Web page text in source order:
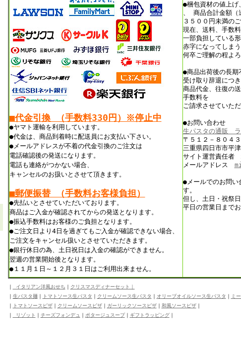
■代金引換 （手数料330円）※停止中
●ヤマト運輸を利用しています。
●代金は、商品到着時に配送員にお支払い下さい。
●メールアドレスが不着の代金引換のご注文は
電話確認後の発送になります。
電話も連絡がつかない場合、
キャンセルのお扱いとさせて頂きます。
■郵便振替 （手数料お客様負担）
●先払いとさせていただいております。
商品はご入金が確認されてからの発送となります。
●振込手数料はお客様のご負担となります。
●ご注文日より4日を過ぎてもご入金が確認できない場合、
ご注文をキャンセル扱いとさせていただきます。
●銀行休日の為、土日祝日は入金の確認ができません。
翌週の営業開始後となります。
●１１月１日～１２月３１日はご利用出来ません。
●梱包資材の値上げ
、 商品合計金額（
３５００円未満の
現在、送料、手数
一部負担している
赤字になってしまう
何卒ご理解の程よ
●商品出荷後の長期
受け取り辞退につ
商品代金、往復の
手数料を
ご請求させていただ
●お問い合わせ
生パスタの通販 ラ
〒５１２－８０４３
三重県四日市市平
サイト運営責任者
メールアドレス
●メールでのお問い
す。
但し、土日・祝祭
平日の営業日まで
｜ イタリアン洋風おせち ｜ クリスマスディナーセット｜
｜ 生パスタ麺｜ トマトソース生パスタ ｜ クリームソース生パスタ ｜ オリーブオイルソース生パスタ ｜ ミ
｜
トマトソースピザ｜ クリームソースピザ｜ ガーリックソースピザ｜ 和風ソースピザ｜
｜
リゾット ｜ チーズフォンデュ ｜ ポタージュスープ｜ ギフトラッピング｜